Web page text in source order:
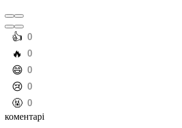
️👍 0
️🔥 0
️😄 0
️😢 0
️🤬 0
коментарі